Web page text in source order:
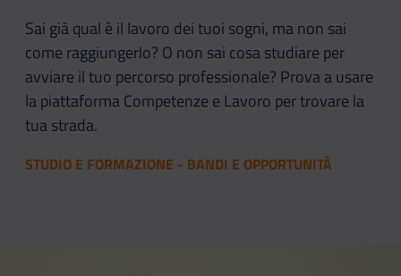
Sai già qual è il lavoro dei tuoi sogni, ma non sai
come raggiungerlo? O non sai cosa studiare per
avviare il tuo percorso professionale? Prova a usare
la piattaforma Competenze e Lavoro per trovare la
tua strada.
STUDIO E FORMAZIONE - BANDI E OPPORTUNITÀ